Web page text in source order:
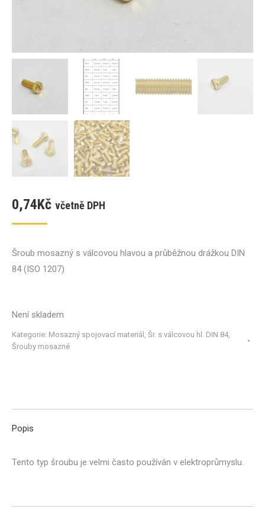
0,74Kč včetně DPH
Šroub mosazný s válcovou hlavou a průběžnou drážkou DIN
84 (ISO 1207)
Není skladem
Kategorie: Mosazný spojovací materiál Šr. s válcovou hl. DIN 84,
Šrouby mosazné
Popis
Tento typ šroubu je velmi často používán v elektroprůmyslu.